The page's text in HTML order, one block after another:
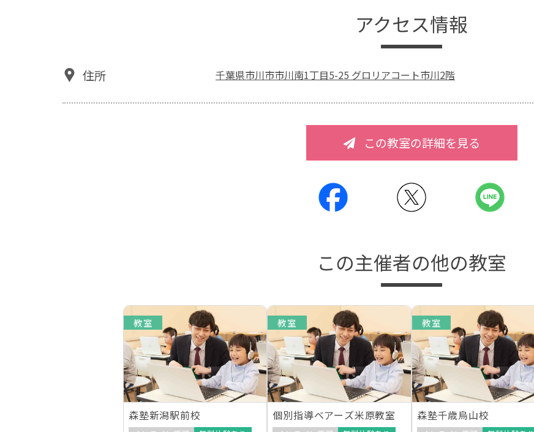
アクセス情報
住所 千葉県市川市市川南1丁目5-25 グロリアコート市川2階
この教室の詳細を見る
この主催者の他の教室
教室
森塾新潟駅前校
教室
個別指導ベアーズ米原教室
教室
森塾千歳烏山校